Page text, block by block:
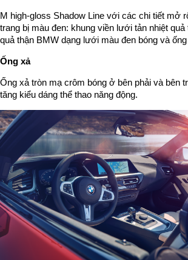
M high-gloss Shadow Line với các chi tiết mở
trang bị màu đen: khung viền lưới tản nhiệt
quả thận BMW dạng lưới màu đen bóng và
Ống xả
Ống xả tròn mạ crôm bóng ở bên phải và bên
tăng kiểu dáng thể thao năng động.